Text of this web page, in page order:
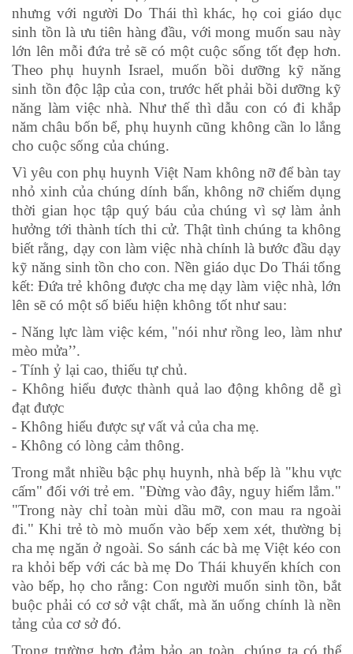
nhưng với người Do Thái thì khác, họ coi giáo dục
sinh tồn là ưu tiên hàng đầu, với mong muốn sau này
lớn lên mỗi đứa trẻ sẽ có một cuộc sống tốt đẹp hơn.
Theo phụ huynh Israel, muốn bồi dưỡng kỹ năng
sinh tồn độc lập của con, trước hết phải bồi dưỡng kỹ
năng làm việc nhà. Như thế thì dẫu con có đi khắp
năm châu bốn bể, phụ huynh cũng không cần lo lắng
cho cuộc sống của chúng.
Vì yêu con phụ huynh Việt Nam không nỡ để bàn tay
nhỏ xinh của chúng dính bẩn, không nỡ chiếm dụng
thời gian học tập quý báu của chúng vì sợ làm ảnh
hưởng tới thành tích thi cử. Thật tình chúng ta không
biết rằng, dạy con làm việc nhà chính là bước đầu dạy
kỹ năng sinh tồn cho con. Nền giáo dục Do Thái tổng
kết: Đứa trẻ không được cha mẹ dạy làm việc nhà, lớn
lên sẽ có một số biểu hiện không tốt như sau:
- Năng lực làm việc kém, "nói như rồng leo, làm như
mèo mửa’’.
- Tính ỷ lại cao, thiếu tự chủ.
- Không hiểu được thành quả lao động không dễ gì
đạt được
- Không hiểu được sự vất vả của cha mẹ.
- Không có lòng cảm thông.
Trong mắt nhiều bậc phụ huynh, nhà bếp là "khu vực
cấm" đối với trẻ em. "Đừng vào đây, nguy hiểm lắm."
"Trong này chỉ toàn mùi dầu mỡ, con mau ra ngoài
đi." Khi trẻ tò mò muốn vào bếp xem xét, thường bị
cha mẹ ngăn ở ngoài. So sánh các bà mẹ Việt kéo con
ra khỏi bếp với các bà mẹ Do Thái khuyến khích con
vào bếp, họ cho rằng: Con người muốn sinh tồn, bắt
buộc phải có cơ sở vật chất, mà ăn uống chính là nền
tảng của cơ sở đó.
Trong trường hợp đảm bảo an toàn, chúng ta có thể